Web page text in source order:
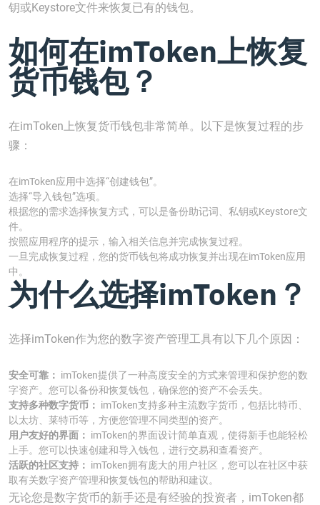
钥或Keystore文件来恢复已有的钱包。
如何在imToken上恢复
货币钱包？
在imToken上恢复货币钱包非常简单。以下是恢复过程的步
骤：
在imToken应用中选择“创建钱包”。
选择“导入钱包”选项。
根据您的需求选择恢复方式，可以是备份助记词、私钥或Keystore文
件。
按照应用程序的提示，输入相关信息并完成恢复过程。
一旦完成恢复过程，您的货币钱包将成功恢复并出现在imToken应用
中。
为什么选择imToken？
选择imToken作为您的数字资产管理工具有以下几个原因：
安全可靠： imToken提供了一种高度安全的方式来管理和保护您的数
字资产。您可以备份和恢复钱包，确保您的资产不会丢失。
支持多种数字货币： imToken支持多种主流数字货币，包括比特币、
以太坊、莱特币等，方便您管理不同类型的资产。
用户友好的界面： imToken的界面设计简单直观，使得新手也能轻松
上手。您可以快速创建和导入钱包，进行交易和查看资产。
活跃的社区支持： imToken拥有庞大的用户社区，您可以在社区中获
取有关数字资产管理和恢复钱包的帮助和建议。
无论您是数字货币的新手还是有经验的投资者，imToken都